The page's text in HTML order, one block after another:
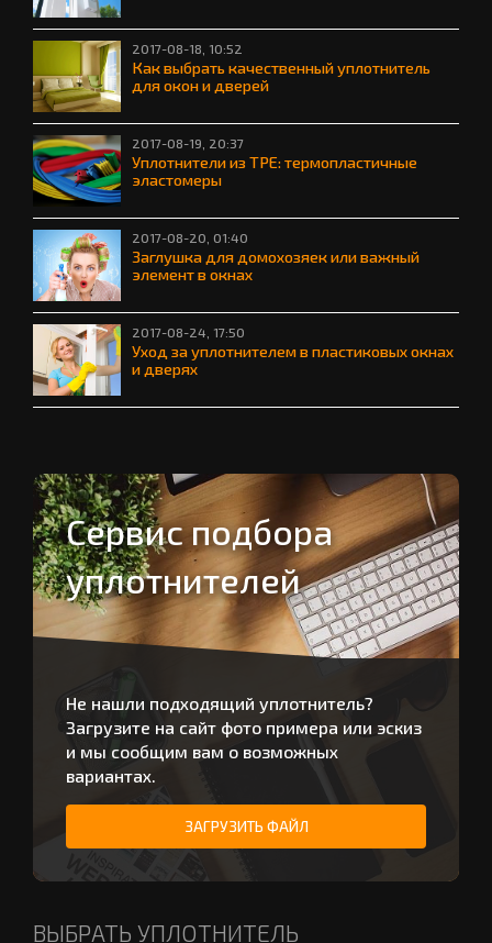
2017-08-18, 10:52
Как выбрать качественный уплотнитель
для окон и дверей
2017-08-19, 20:37
Уплотнители из TPE: термопластичные
эластомеры
2017-08-20, 01:40
Заглушка для домохозяек или важный
элемент в окнах
2017-08-24, 17:50
Уход за уплотнителем в пластиковых окнах
и дверях
Сервис подбора
уплотнителей
Не нашли подходящий уплотнитель?
Загрузите на сайт фото примера или эскиз
и мы сообщим вам о возможных
вариантах.
ЗАГРУЗИТЬ ФАЙЛ
ВЫБРАТЬ УПЛОТНИТЕЛЬ